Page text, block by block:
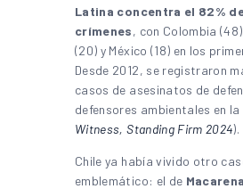
Latina concentra el 82%
crímenes, con Colombia
(20) y México (18) en los
Desde 2012, se registraron
casos de asesinatos de
defensores ambientales en la
Witness, Standing Firm 2024).
Chile ya había vivido otro
emblemático: el de